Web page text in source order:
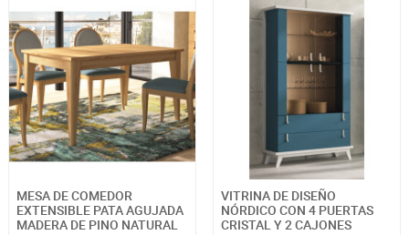
MESA DE COMEDOR
EXTENSIBLE PATA AGUJADA
MADERA DE PINO NATURAL
VITRINA DE DISEÑO
NÓRDICO CON 4 PUERTAS
CRISTAL Y 2 CAJONES